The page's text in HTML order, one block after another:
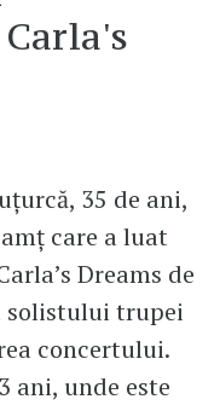
35 de ani,
care a luat
Dreams de
solistului trupei
concertului.
ani, unde este